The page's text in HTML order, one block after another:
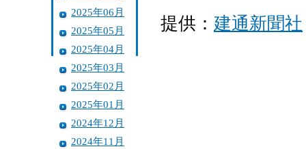
2025年06月
2025年05月
2025年04月
2025年03月
2025年02月
2025年01月
2024年12月
2024年11月
提供： 建通新聞社